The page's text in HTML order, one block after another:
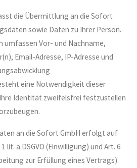
die Übermittlung an die Sofort
sowie Daten zu Ihrer Person.
umfassen Vor- und Nachname,
Email-Adresse, IP-Adresse und
eine Notwendigkeit dieser
Identität zweifelsfrei festzustellen
an die Sofort GmbH erfolgt auf
lit. a DSGVO (Einwilligung) und Art. 6
zur Erfüllung eines Vertrags).